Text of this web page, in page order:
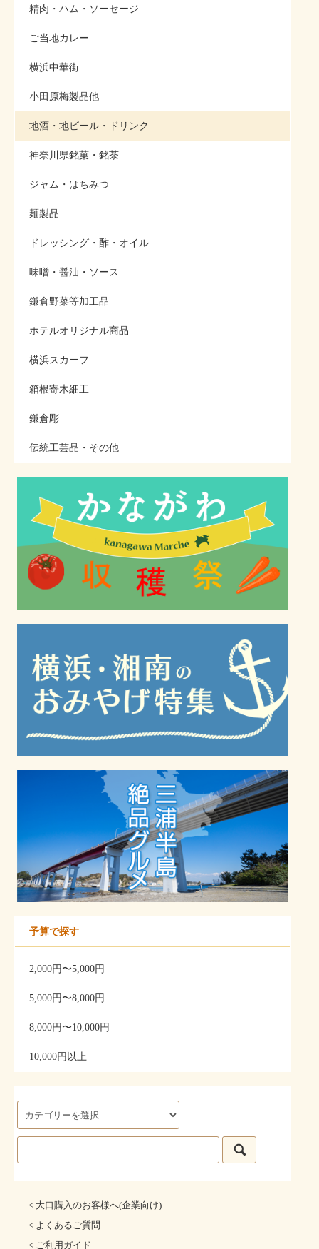
精肉・ハム・ソーセージ
ご当地カレー
横浜中華街
小田原梅製品他
地酒・地ビール・ドリンク
神奈川県銘菓・銘茶
ジャム・はちみつ
麺製品
ドレッシング・酢・オイル
味噌・醤油・ソース
鎌倉野菜等加工品
ホテルオリジナル商品
横浜スカーフ
箱根寄木細工
鎌倉彫
伝統工芸品・その他
予算で探す
2,000円〜5,000円
5,000円〜8,000円
8,000円〜10,000円
10,000円以上
< 大口購入のお客様へ(企業向け)
< よくあるご質問
< ご利用ガイド